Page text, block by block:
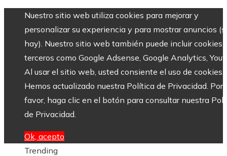
Nuestro sitio web utiliza cookies para mejorar y
personalizar su experiencia y para mostrar anuncios
hay). Nuestro sitio web también puede incluir cookies
terceros como Google Adsense, Google Analytics,
Al usar el sitio web, usted consiente el uso de cookies.
Hemos actualizado nuestra Política de Privacidad. Por
favor, haga clic en el botón para consultar nuestra
de Privacidad.
Ok, acepto
Trending